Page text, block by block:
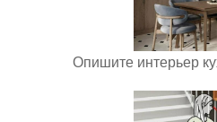
Опишите интерьер